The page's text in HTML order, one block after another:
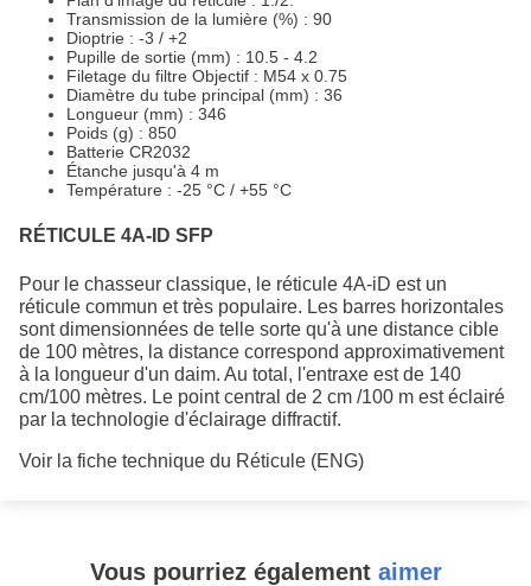
Transmission de la lumière (%) : 90
Dioptrie : -3 / +2
Pupille de sortie (mm) : 10.5 - 4.2
Filetage du filtre Objectif : M54 x 0.75
Diamètre du tube principal (mm) : 36
Longueur (mm) : 346
Poids (g) : 850
Batterie CR2032
Étanche jusqu'à 4 m
Température : -25 °C / +55 °C
RÉTICULE 4A-ID SFP
Pour le chasseur classique, le réticule 4A-iD est un
réticule commun et très populaire. Les barres horizontales
sont dimensionnées de telle sorte qu'à une distance cible
de 100 mètres, la distance correspond approximativement
à la longueur d'un daim. Au total, l'entraxe est de 140
cm/100 mètres. Le point central de 2 cm /100 m est éclairé
par la technologie d'éclairage diffractif.
Voir la fiche technique du Réticule (ENG)
Vous pourriez également aimer